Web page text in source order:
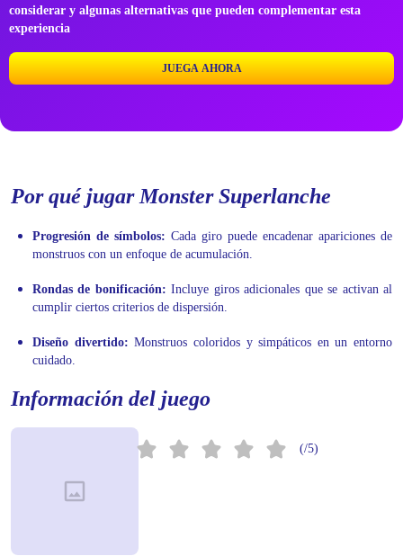
considerar y algunas alternativas que pueden complementar esta
experiencia
JUEGA AHORA
Por qué jugar Monster Superlanche
Progresión de símbolos: Cada giro puede encadenar apariciones de
monstruos con un enfoque de acumulación.
Rondas de bonificación: Incluye giros adicionales que se activan al
cumplir ciertos criterios de dispersión.
Diseño divertido: Monstruos coloridos y simpáticos en un entorno
cuidado.
Información del juego
(/5)